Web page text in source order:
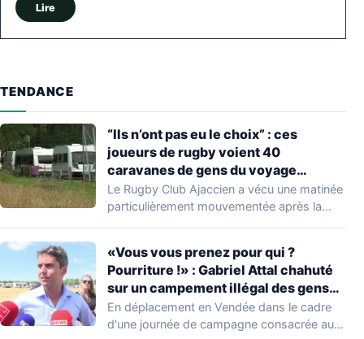
Lire
TENDANCE
“Ils n’ont pas eu le choix” : ces
joueurs de rugby voient 40
caravanes de gens du voyage
s’installer dans leur stade, ils les
délogent en moins d’1 heure
Le Rugby Club Ajaccien a vécu une matinée
particulièrement mouvementée après la
«Vous vous prenez pour qui ?
Pourriture !» : Gabriel Attal chahuté
sur un campement illégal des gens
du voyage
En déplacement en Vendée dans le cadre
d'une journée de campagne consacrée aux